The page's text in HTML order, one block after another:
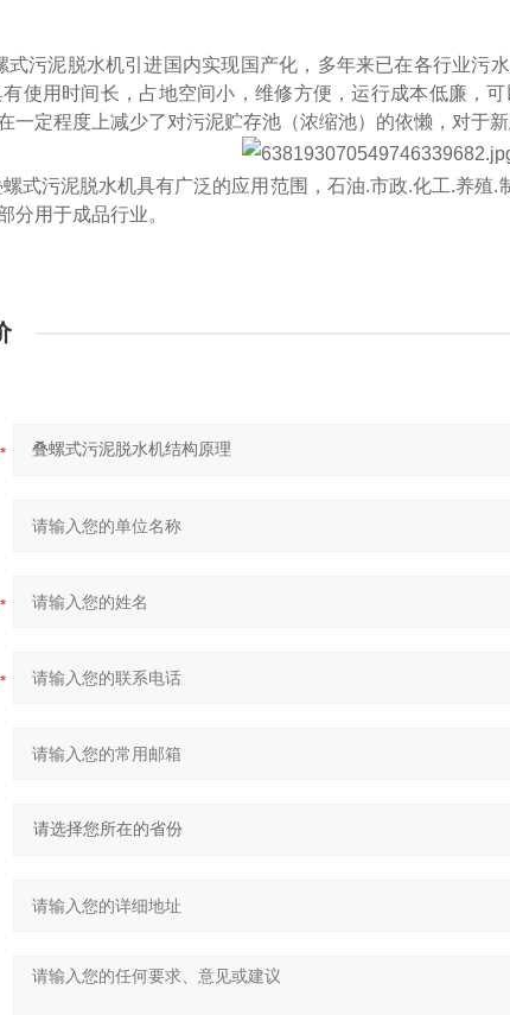
式污泥脱水机引进国内实现国产化，多年来已在各行业污
使用时间长，占地空间小，维修方便，运行成本低廉，
一定程度上减少了对污泥贮存池（浓缩池）的依懒，对于新
螺式污泥脱水机具有广泛的应用范围，石油.市政.化工.养殖.
分用于成品行业。